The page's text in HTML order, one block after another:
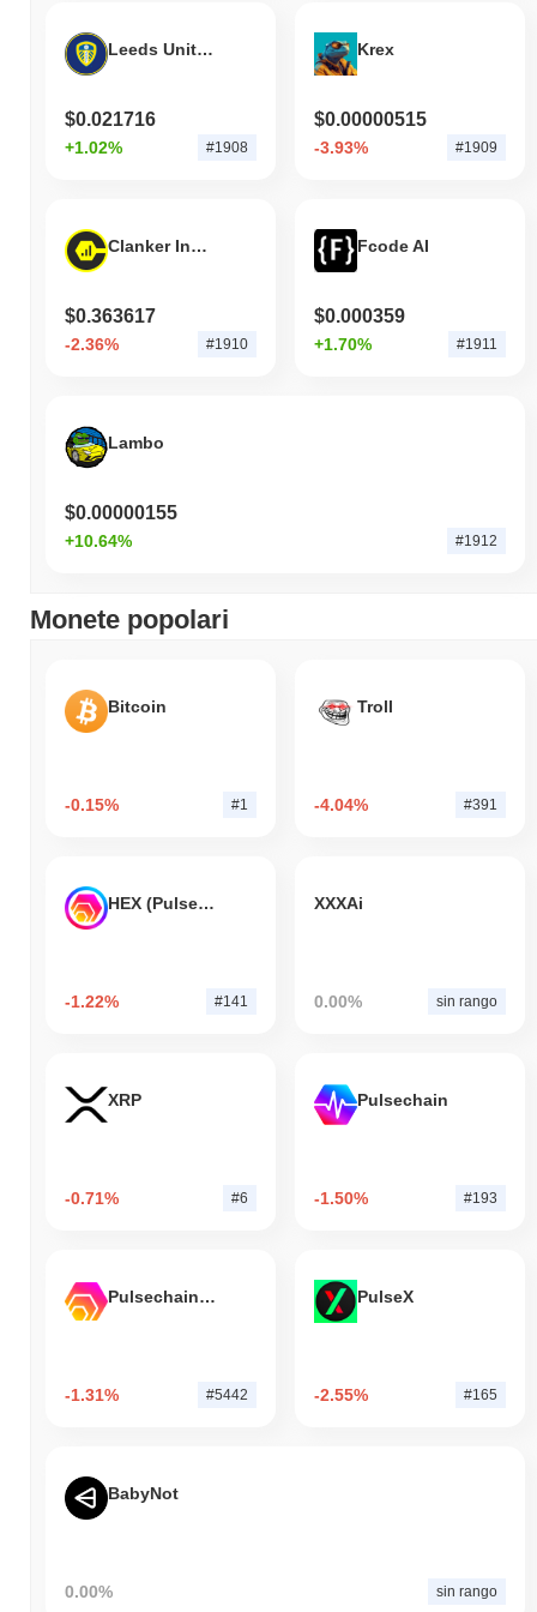
guadagno del
. Ciò indica una forte performance nell'azione
del prezzo di SHIBC rispetto allo slancio del mercato più ampio.
Leeds United FAN TOKEN
$0.021716
+1.02% #1908
Krex
$0.00000515
-3.93% #1909
Clanker Index
$0.363617
-2.36% #1910
Fcode AI
$0.000359
+1.70% #1911
Lambo
$0.00000155
+10.64% #1912
Monete popolari
Bitcoin
-0.15% #1
Troll
-4.04% #391
HEX (Pulsechain)
-1.22% #141
XXXAi
0.00% sin rango
XRP
-0.71% #6
Pulsechain
-1.50% #193
Pulsechain Bridged HEX (Pulsechain)
-1.31% #5442
PulseX
-2.55% #165
BabyNot
0.00% sin rango